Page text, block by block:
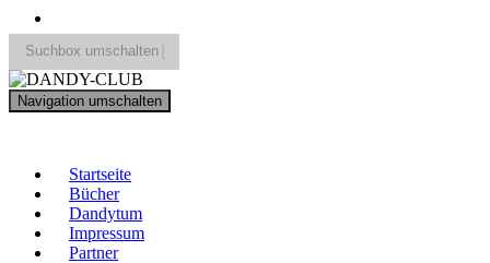
Suchbox umschalten
Search
for:
Navigation umschalten
Startseite
Bücher
Dandytum
Impressum
Partner